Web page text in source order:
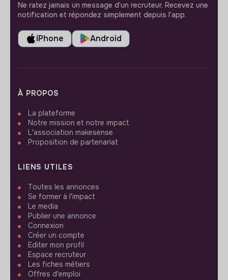
Ne ratez jamais un message d’un recruteur. Recevez une
notification et répondez simplement depuis l’app.
iPhone Android
À PROPOS
La plateforme
Notre mission et notre impact
L'association makesense
Proposition de partenariat
LIENS UTILES
Toutes les annonces
Se former à l'impact
Le media
Publier une annonce
Connexion
Créer un compte
Editer mon profil
Espace recruteur
Les fiches métiers
Offres d'emploi